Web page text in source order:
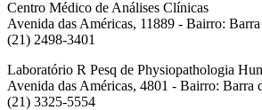
Centro Médico de Análises Clínicas
Avenida das Américas, 11889 - Bairro:
(21) 2498-3401
Laboratório R Pesq de Physiopathologia
Avenida das Américas, 4801 - Bairro:
(21) 3325-5554